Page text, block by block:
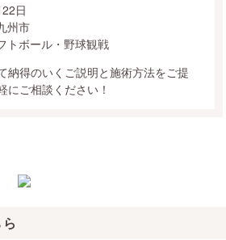
日
州市
トボール・野球観戦
納得のいくご説明と施術方法をご提
にご相談ください！